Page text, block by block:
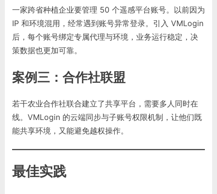
一家跨省种植企业要管理 50 个遥感平台账号。以前因为
IP 和环境混用，经常遇到账号异常登录。引入 VMLogin
后，每个账号绑定专属代理与环境，业务运行稳定，决
策数据也更加可靠。
案例三：合作社联盟
若干农业合作社联合建立了共享平台，需要多人同时在
线。VMLogin 的云端同步与子账号权限机制，让他们既
能共享环境，又能避免越权操作。
最佳实践